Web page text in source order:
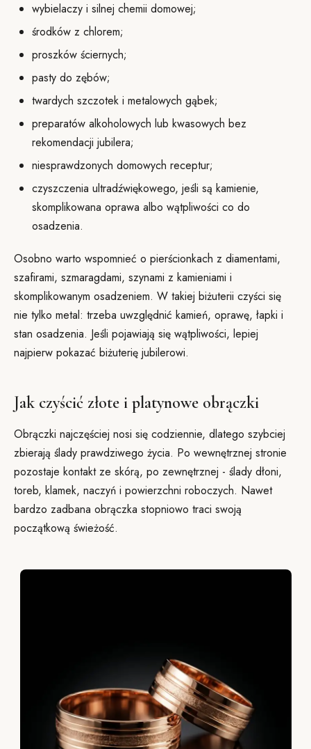
wybielaczy i silnej chemii domowej;
środków z chlorem;
proszków ściernych;
pasty do zębów;
twardych szczotek i metalowych gąbek;
preparatów alkoholowych lub kwasowych bez
rekomendacji jubilera;
niesprawdzonych domowych receptur;
czyszczenia ultradźwiękowego, jeśli są kamienie,
skomplikowana oprawa albo wątpliwości co do
osadzenia.
Osobno warto wspomnieć o pierścionkach z diamentami,
szafirami, szmaragdami, szynami z kamieniami i
skomplikowanym osadzeniem. W takiej biżuterii czyści się
nie tylko metal: trzeba uwzględnić kamień, oprawę, łapki i
stan osadzenia. Jeśli pojawiają się wątpliwości, lepiej
najpierw pokazać biżuterię jubilerowi.
Jak czyścić złote i platynowe obrączki
Obrączki najczęściej nosi się codziennie, dlatego szybciej
zbierają ślady prawdziwego życia. Po wewnętrznej stronie
pozostaje kontakt ze skórą, po zewnętrznej - ślady dłoni,
toreb, klamek, naczyń i powierzchni roboczych. Nawet
bardzo zadbana obrączka stopniowo traci swoją
początkową świeżość.